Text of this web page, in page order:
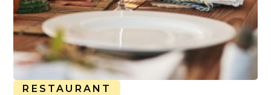
RESTAURANT